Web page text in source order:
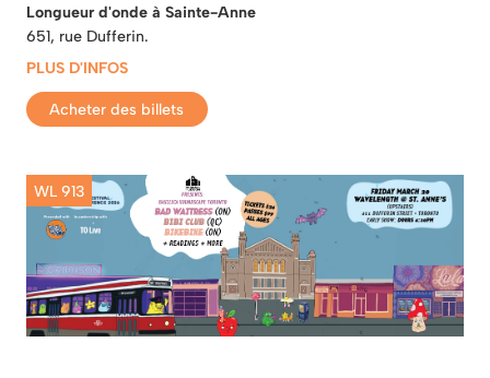
Longueur d'onde à Sainte-Anne
651, rue Dufferin.
PLUS D'INFOS
Acheter des billets
WL 913